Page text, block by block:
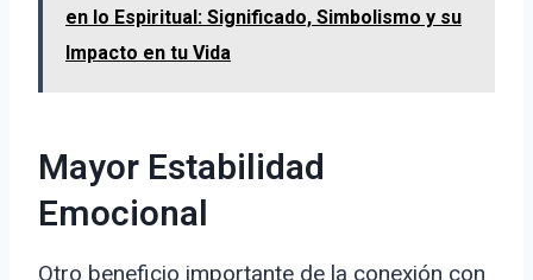
en lo Espiritual: Significado, Simbolismo y su
Impacto en tu Vida
Mayor Estabilidad
Emocional
Otro beneficio importante de la conexión con